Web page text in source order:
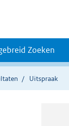
Zoeken
Uitspraak